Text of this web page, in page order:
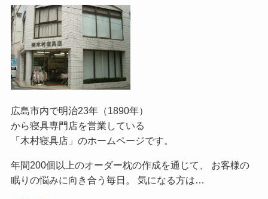
広島市内で明治23年（1890年）
から寝具専門店を営業している
「木村寝具店」のホームページです。
年間200個以上のオーダー枕の作成を通じて、 お客様の
眠りの悩みに向き合う毎日。 気になる方は…